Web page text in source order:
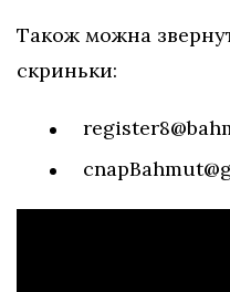
Також можна
скриньки: